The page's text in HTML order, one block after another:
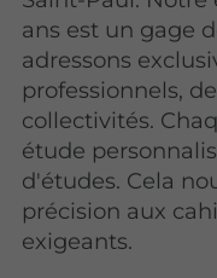
ans est un gage
adressons
professionnels,
collectivités.
étude
d'études. Cela
précision aux
exigeants.